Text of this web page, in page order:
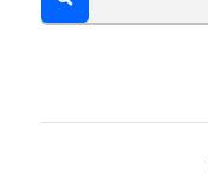
fahimeh sheibani
HaddadiMahsa